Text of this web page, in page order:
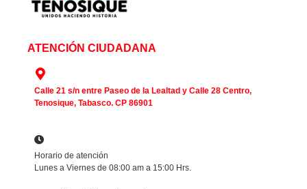
ATENCIÓN CIUDADANA
Calle 21 s/n entre Paseo de la Lealtad y Calle 28 Centro,
Tenosique, Tabasco. CP 86901
Horario de atención
Lunes a Viernes de 08:00 am a 15:00 Hrs.